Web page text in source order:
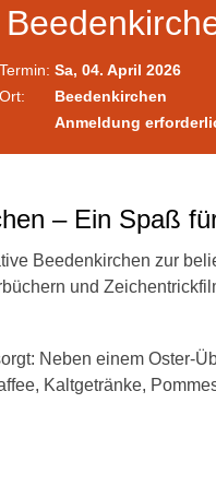
Termin: Sa, 04. April 2026
Ort:
Beedenkirchen
Anmeldung
– Ein Spaß
Beedenkirchen zur
und
Neben einem Oster-
Kaltgetränke,